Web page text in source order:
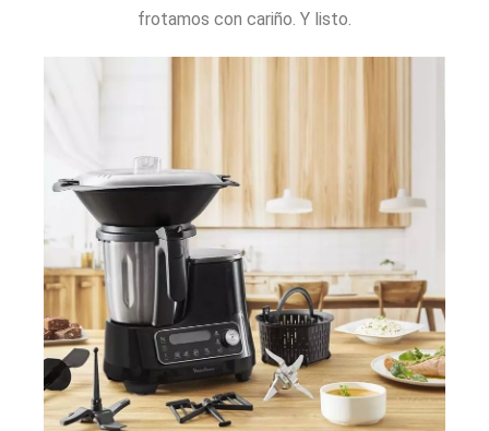
frotamos con cariño. Y listo.